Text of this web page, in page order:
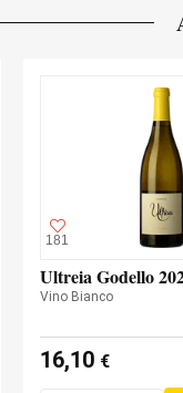
181
Ultreia Godello
Vino Bianco
16,10 €